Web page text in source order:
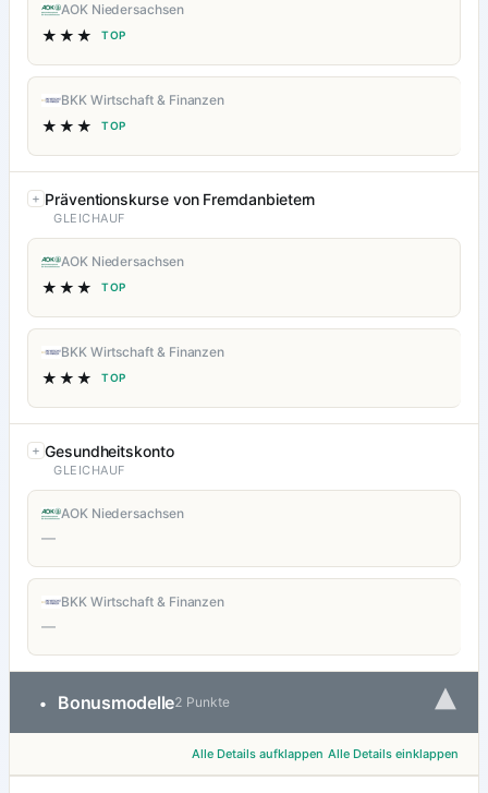
AOK Niedersachsen
★★★ TOP
BKK Wirtschaft & Finanzen
★★★ TOP
Präventionskurse von Fremdanbietern
GLEICHAUF
AOK Niedersachsen
★★★ TOP
BKK Wirtschaft & Finanzen
★★★ TOP
Gesundheitskonto
GLEICHAUF
AOK Niedersachsen
—
BKK Wirtschaft & Finanzen
—
• Bonusmodelle2 Punkte ▾
Alle Details aufklappen Alle Details einklappen